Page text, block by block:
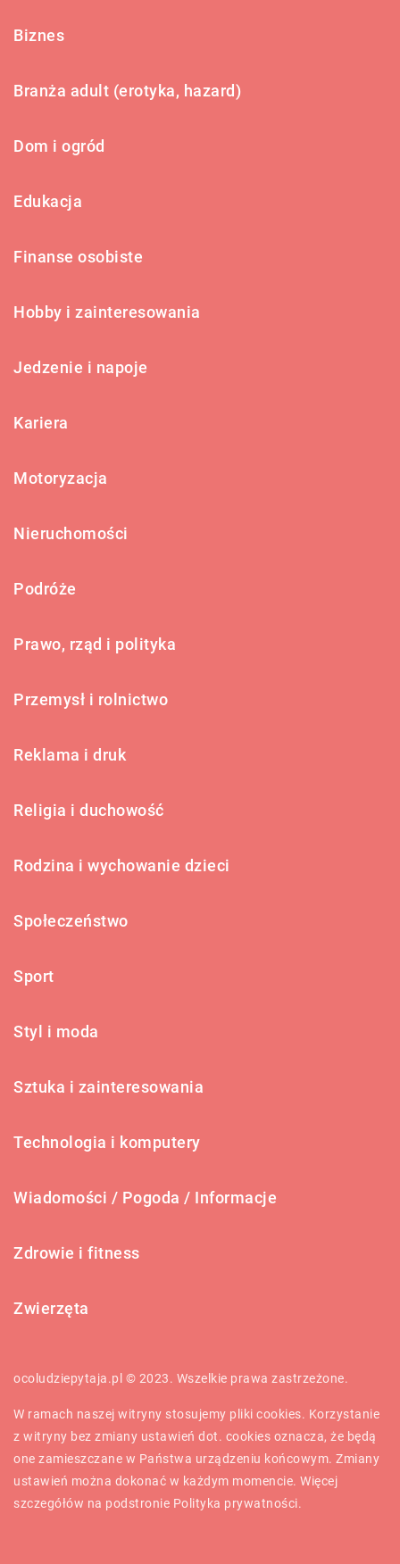
Biznes
Branża adult (erotyka, hazard)
Dom i ogród
Edukacja
Finanse osobiste
Hobby i zainteresowania
Jedzenie i napoje
Kariera
Motoryzacja
Nieruchomości
Podróże
Prawo, rząd i polityka
Przemysł i rolnictwo
Reklama i druk
Religia i duchowość
Rodzina i wychowanie dzieci
Społeczeństwo
Sport
Styl i moda
Sztuka i zainteresowania
Technologia i komputery
Wiadomości / Pogoda / Informacje
Zdrowie i fitness
Zwierzęta
ocoludziepytaja.pl © 2023. Wszelkie prawa zastrzeżone.
W ramach naszej witryny stosujemy pliki cookies. Korzystanie
z witryny bez zmiany ustawień dot. cookies oznacza, że będą
one zamieszczane w Państwa urządzeniu końcowym. Zmiany
ustawień można dokonać w każdym momencie. Więcej
szczegółów na podstronie Polityka prywatności.